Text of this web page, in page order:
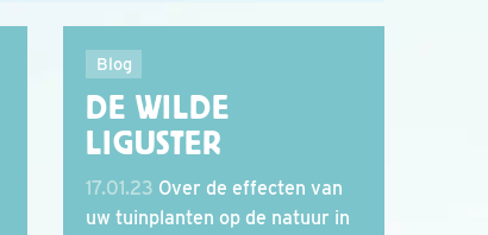
Blog
DE WILDE
LIGUSTER
17.01.23 Over de effecten van
uw tuinplanten op de natuur in